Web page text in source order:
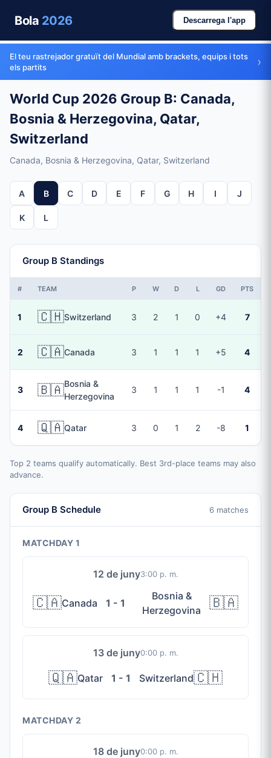
Bola 2026 Descarrega l'app
El teu rastrejador gratuït del Mundial amb brackets, equips i tots
els partits
›
World Cup 2026 Group B: Canada,
Bosnia & Herzegovina, Qatar,
Switzerland
Canada, Bosnia & Herzegovina, Qatar, Switzerland
A B C D E F G H I J
K L
Group B Standings
# TEAM P W D L GD PTS
1 🇨🇭Switzerland 3 2 1 0 +4 7
2 🇨🇦Canada 3 1 1 1 +5 4
3 🇧🇦Bosnia &
Herzegovina
3 1 1 1 -1 4
4 🇶🇦Qatar 3 0 1 2 -8 1
Top 2 teams qualify automatically. Best 3rd-place teams may also
advance.
Group B Schedule 6 matches
MATCHDAY 1
12 de juny3:00 p. m.
🇨🇦Canada 1 - 1
Bosnia &
Herzegovina
🇧🇦
13 de juny0:00 p. m.
🇶🇦Qatar 1 - 1 Switzerland🇨🇭
MATCHDAY 2
18 de juny0:00 p. m.